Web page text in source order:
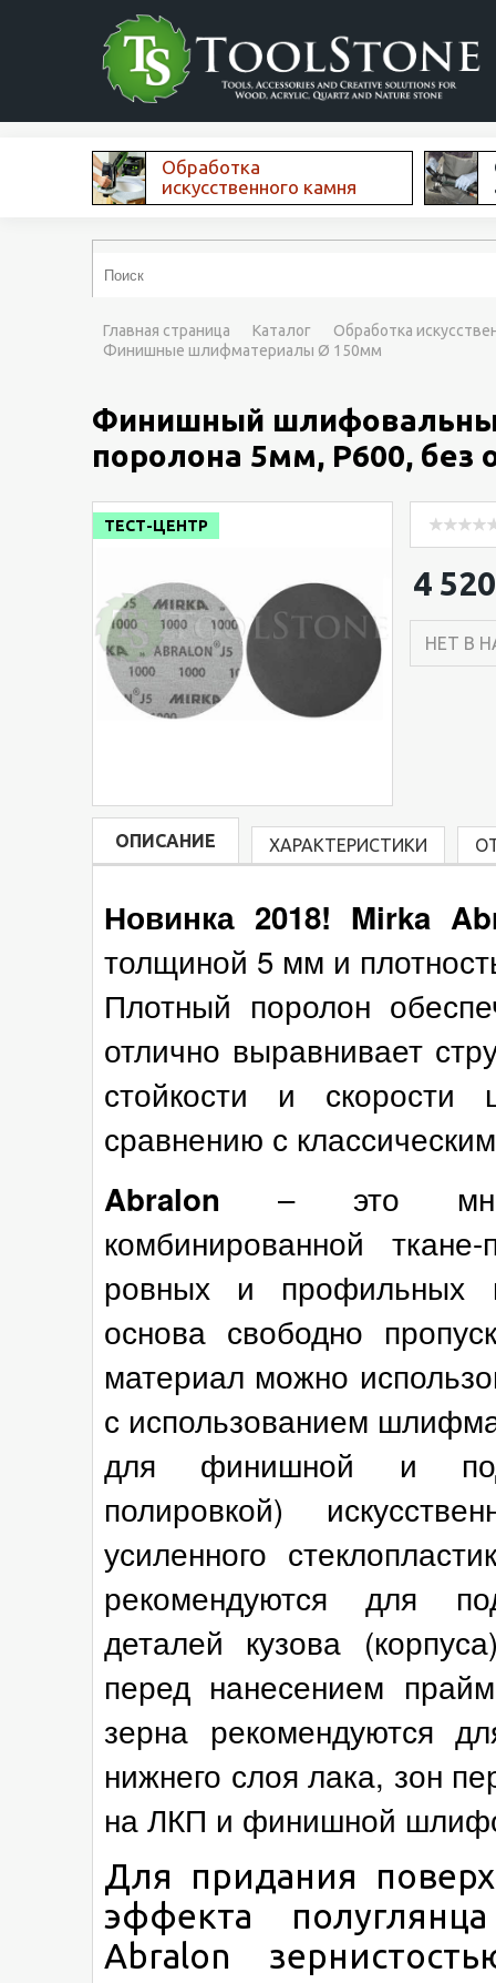
Обработка
искусственного камня
Главная страница Каталог
Обработка
Финишные шлифматериалы Ø 150мм
Финишный
поролона 5мм, P600, без
ТЕСТ-ЦЕНТР
4
НЕТ В
ОПИСАНИЕ ХАРАКТЕРИСТИКИ
Новинка 2018! Mirka
толщиной 5 мм и
Плотный поролон
отлично выравнивает
стойкости и
сравнению с
Abralon– это
комбинированной
ровных и профильных
основа свободно
материал можно
с использованием
для финишной и
полировкой)
усиленного
рекомендуются для
деталей кузова
перед нанесением
зерна рекомендуются
нижнего слоя лака, зон
на ЛКП и финишной
Для придания
эффекта
Abralon